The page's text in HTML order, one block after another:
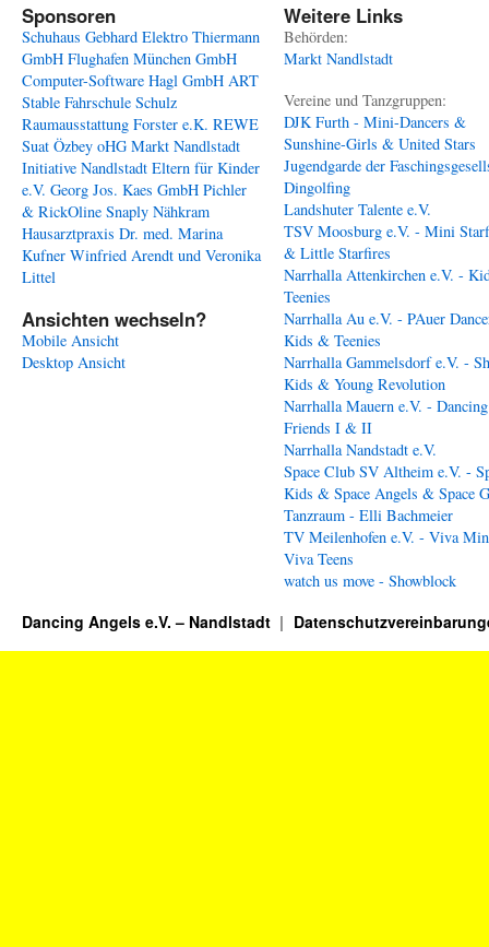
Sponsoren
Schuhaus Gebhard Elektro Thiermann
GmbH Flughafen München GmbH
Computer-Software Hagl GmbH ART
Stable Fahrschule Schulz
Raumausstattung Forster e.K. REWE
Suat Özbey oHG Markt Nandlstadt
Initiative Nandlstadt Eltern für Kinder
e.V. Georg Jos. Kaes GmbH Pichler
& RickOline Snaply Nähkram
Hausarztpraxis Dr. med. Marina
Kufner Winfried Arendt und Veronika
Littel
Ansichten wechseln?
Mobile Ansicht
Desktop Ansicht
Weitere Links
Behörden:
Markt Nandlstadt
Vereine und Tanzgruppen:
DJK Furth - Mini-Dancers &
Sunshine-Girls & United Stars
Jugendgarde der
Dingolfing
Landshuter Talente e.V.
TSV Moosburg e.V. - Mini
& Little Starfires
Narrhalla Attenkirchen e.V. -
Teenies
Narrhalla Au e.V. - PAuer
Kids & Teenies
Narrhalla Gammelsdorf e.V. -
Kids & Young Revolution
Narrhalla Mauern e.V. - Dancing
Friends I & II
Narrhalla Nandstadt e.V.
Space Club SV Altheim e.V. -
Kids & Space Angels & Space
Tanzraum - Elli Bachmeier
TV Meilenhofen e.V. - Viva
Viva Teens
watch us move - Showblock
Dancing Angels e.V. – Nandlstadt